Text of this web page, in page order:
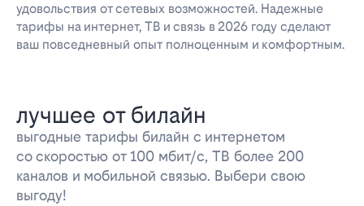
удовольствия от сетевых возможностей. Надежные
тарифы на интернет, ТВ и связь в 2026 году сделают
ваш повседневный опыт полноценным и комфортным.
лучшее от билайн
выгодные тарифы билайн с интернетом
со скоростью от 100 мбит/с, ТВ более 200
каналов и мобильной связью. Выбери свою
выгоду!